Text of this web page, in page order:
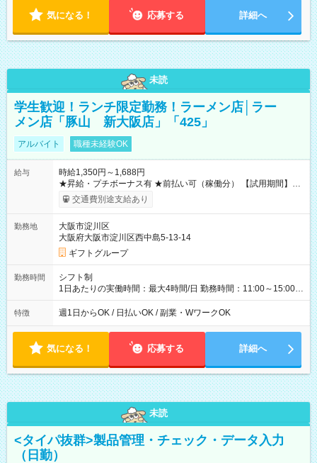
気になる！ 応募する 詳細へ
未読
学生歓迎！ランチ限定勤務！ラーメン店│ラー
メン店「豚山 新大阪店」「425」
アルバイト 職種未経験OK
給与
時給1,350円～1,688円
★昇給・プチボーナス有 ★前払い可（稼働分） 【試用期間】試
用期間なし
交通費別途支給あり
勤務地
大阪市淀川区
大阪府大阪市淀川区西中島5-13-14
ギフトグループ
勤務時間
シフト制
1日あたりの実働時間：最大4時間/日 勤務時間：11:00～15:00
（実働4時間） ★週1日～勤務OK！ ★土日のみ・平日のみも
OK！ ★シフト自己申告制！ ★残業なし！次の予定も立てやすい
特徴 週1日からOK / 日払いOK / 副業・WワークOK
気になる！ 応募する 詳細へ
未読
<タイパ抜群>製品管理・チェック・データ入力
（日勤）